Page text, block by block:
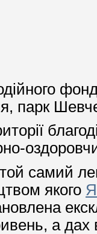
парк
самий
якого
а дах